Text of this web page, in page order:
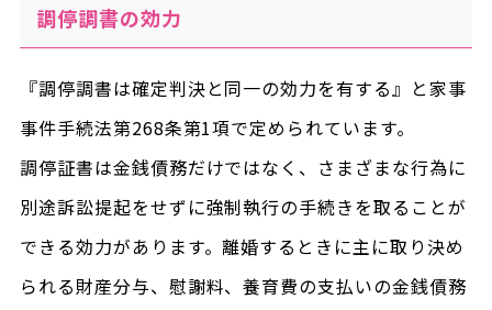
調停調書の効力
『調停調書は確定判決と同一の効力を有する』と家事
事件手続法第268条第1項で定められています。
調停証書は金銭債務だけではなく、さまざまな行為に
別途訴訟提起をせずに強制執行の手続きを取ることが
できる効力があります。離婚するときに主に取り決め
られる財産分与、慰謝料、養育費の支払いの金銭債務